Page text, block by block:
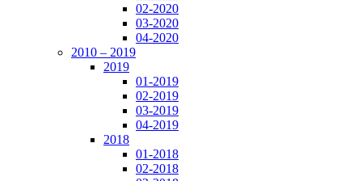
02-2020
03-2020
04-2020
2010 – 2019
2019
01-2019
02-2019
03-2019
04-2019
2018
01-2018
02-2018